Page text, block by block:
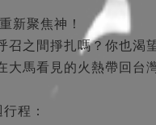
新聚焦神！
召之間掙扎嗎？你也渴
大馬看見的火熱帶回台
程：